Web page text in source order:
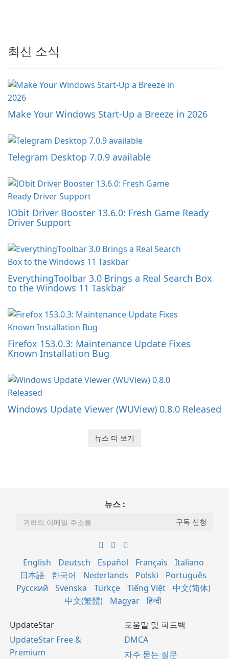
최신 소식
Make Your Windows Start-Up a Breeze in 2026
Telegram Desktop 7.0.9 available
IObit Driver Booster 13.6.0: Fresh Game Ready
Driver Support
EverythingToolbar 3.0 Brings a Real Search Box
to the Windows 11 Taskbar
Firefox 153.0.3: Maintenance Update Fixes
Known Installation Bug
Windows Update Viewer (WUView) 0.8.0 Released
뉴스 더 보기
뉴스 :
English Deutsch Español Français
Italiano
日本語
한국어 Nederlands Polski
Português
Русский
Svenska Türkçe Tiếng Việt
中文(简体)
中文(繁體)
Magyar हिन्दी
UpdateStar
UpdateStar Free &
Premium
도움말 및 피드백
DMCA
자주 묻는 질문